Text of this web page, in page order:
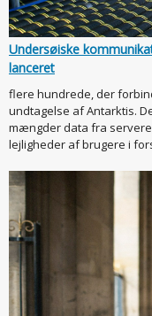
Undersøiske
lanceret
flere hundrede, der
undtagelse af Antarktis.
mængder data fra
lejligheder af brugere i